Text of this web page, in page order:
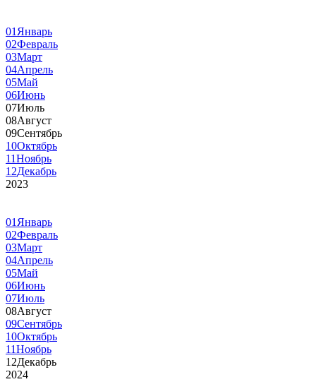
01 Январь
02Февраль
03Март
04Апрель
05Май
06Июнь
07Июль
08Август
09Сентябрь
10Октябрь
11Ноябрь
12Декабрь
2023
01 Январь
02Февраль
03Март
04Апрель
05Май
06Июнь
07Июль
08Август
09Сентябрь
10Октябрь
11Ноябрь
12Декабрь
2024